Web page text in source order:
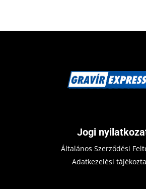
Jogi
Általános Szerződési
Adatkezelési